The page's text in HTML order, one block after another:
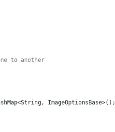
to another
<String, ImageOptionsBase>();